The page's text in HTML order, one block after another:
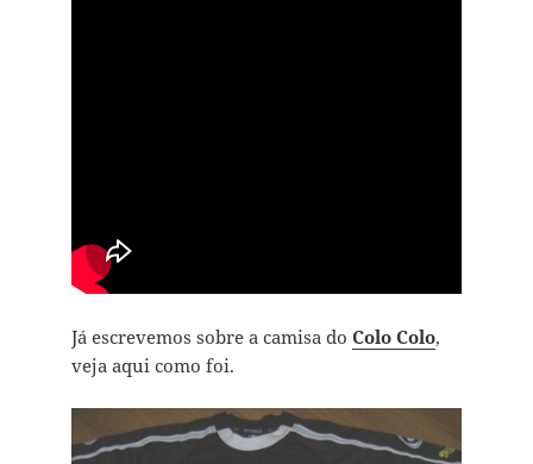
Já escrevemos sobre a camisa do Colo Colo,
veja aqui como foi.